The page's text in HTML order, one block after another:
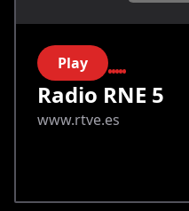
Play
Radio RNE 5
www.rtve.es